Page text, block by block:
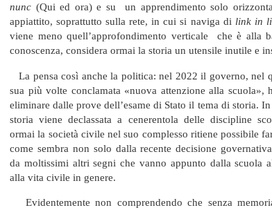
nunc (Qui ed ora) e su un apprendimento solo
appiattito, soprattutto sulla rete, in cui si naviga di link in
viene meno quell’approfondimento verticale che è alla
conoscenza, considera ormai la storia un utensile inutile e
La pensa così anche la politica: nel 2022 il governo, nel
sua più volte conclamata «nuova attenzione alla scuola»,
eliminare dalle prove dell’esame di Stato il tema di storia.
storia viene declassata a cenerentola delle discipline
ormai la società civile nel suo complesso ritiene possibile
come sembra non solo dalla recente decisione
da moltissimi altri segni che vanno appunto dalla scuola
alla vita civile in genere.
Evidentemente non comprendendo che senza